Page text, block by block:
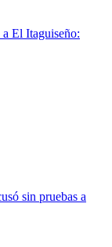
El Itaguiseño:
sin pruebas a